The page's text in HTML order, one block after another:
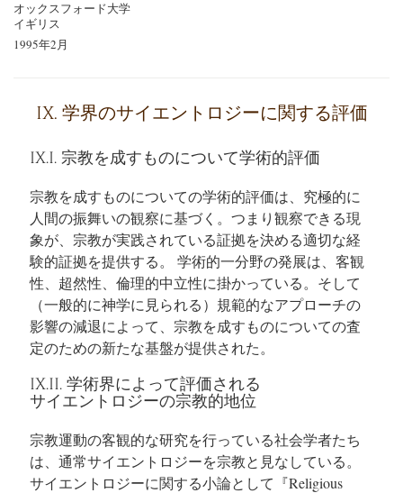
オックスフォード大学
イギリス
1995年2月
IX. 学界のサイエントロジーに関する評価
IX.I. 宗教を成すものについて学術的評価
宗教を成すものについての学術的評価は、究極的に
人間の振舞いの観察に基づく。つまり観察できる現
象が、宗教が実践されている証拠を決める適切な経
験的証拠を提供する。 学術的一分野の発展は、客観
性、超然性、倫理的中立性に掛かっている。そして
（一般的に神学に見られる）規範的なアプローチの
影響の減退によって、宗教を成すものについての査
定のための新たな基盤が提供された。
IX.II. 学術界によって評価される
サイエントロジーの宗教的地位
宗教運動の客観的な研究を行っている社会学者たち
は、通常サイエントロジーを宗教と見なしている。
サイエントロジーに関する小論として『Religious